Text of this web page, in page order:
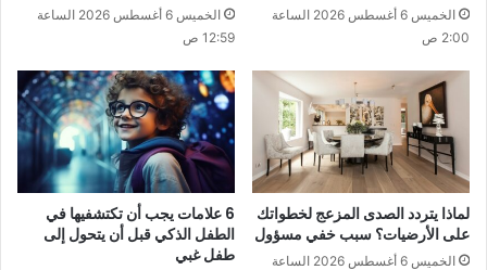
الخميس 6 أغسطس 2026 الساعة
2:00 ص
الخميس 6 أغسطس 2026 الساعة
12:59 ص
لماذا يتردد الصدى المزعج لخطواتك
على الأرضيات؟ سبب خفي مسؤول
الخميس 6 أغسطس 2026 الساعة
6 علامات يجب أن تكتشفيها في
الطفل الذكي قبل أن يتحول إلى
طفل غبي